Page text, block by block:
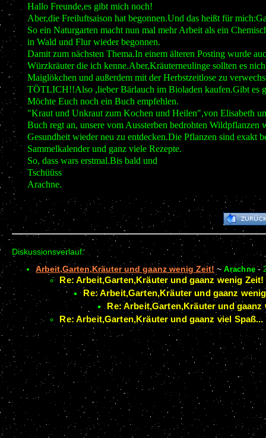
Hallo Freunde,es gibt mich noch!
Aber,die Freiluftsaison hat begonnen.Und das heißt für
So ein Naturgarten macht nun mal mehr Arbeit als ein
in Wald und Flur wieder begonnen.
Damit zum nächsten Thema.In einem älteren Posting wurde
Würzkräuter die ich kenne.Aber,Kräuterneulinge sollten es
Maiglökchen und außerdem mit der Herbstzeitlose zu
TÖTLICH!!Also ,lieber Bärlauch im Bioladen kaufen.Gibt es
Möchte Euch noch ein Buch empfehlen.
"Kraut und Unkraut zum Kochen und Heilen",von Elisabeth
Buch regt an, unsere vom Aussterben bedrohten
Gesundheit wieder neu zu entdecken.Die Pflanzen sind exakt
Sammelkalender und ganz viele Rezepte.
So, dass wars erstmal.Bis bald und
Tschüüss
Arachne.
Diskussionsverlauf:
Arbeit,Garten,Kräuter und gaanz wenig Zeit! ~Arachne -
Re: Arbeit,Garten,Kräuter und gaanz wenig Zeit!
Re: Arbeit,Garten,Kräuter und gaanz
Re: Arbeit,Garten,Kräuter und gaanz
Re: Arbeit,Garten,Kräuter und gaanz viel Spaß...